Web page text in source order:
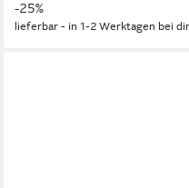
-25%
lieferbar - in 1-2 Werktagen bei dir